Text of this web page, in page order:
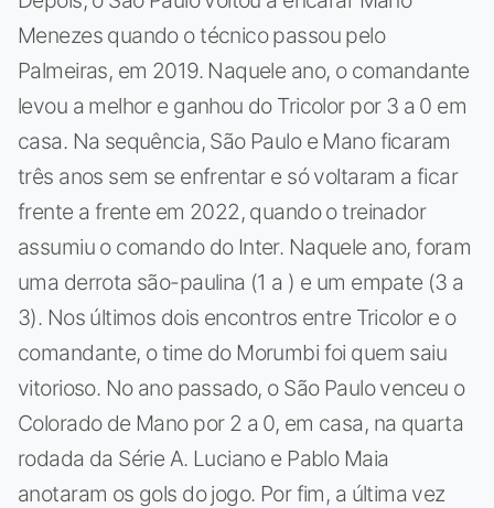
Menezes quando o técnico passou pelo
Palmeiras, em 2019. Naquele ano, o comandante
levou a melhor e ganhou do Tricolor por 3 a 0 em
casa. Na sequência, São Paulo e Mano ficaram
três anos sem se enfrentar e só voltaram a ficar
frente a frente em 2022, quando o treinador
assumiu o comando do Inter. Naquele ano, foram
uma derrota são-paulina (1 a ) e um empate (3 a
3). Nos últimos dois encontros entre Tricolor e o
comandante, o time do Morumbi foi quem saiu
vitorioso. No ano passado, o São Paulo venceu o
Colorado de Mano por 2 a 0, em casa, na quarta
rodada da Série A. Luciano e Pablo Maia
anotaram os gols do jogo. Por fim, a última vez